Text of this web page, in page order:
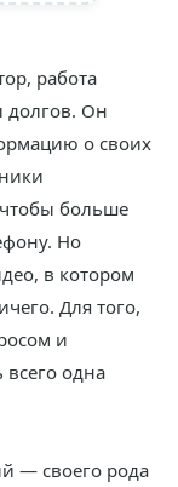
работа
долгов. Он
о своих
больше
Но
в котором
Для того,
и
всего одна
— своего рода